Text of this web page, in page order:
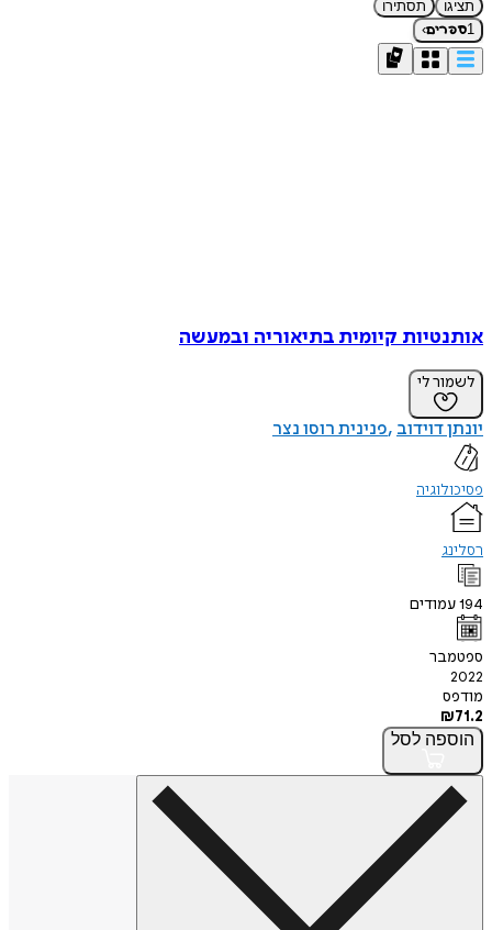
תציגו
תסתירו
1ספרים›
אותנטיות קיומית בתיאוריה ובמעשה
לשמור לי
יונתן דוידוב פנינית רוסו נצר
פסיכולוגיה
רסלינג
194עמודים
ספטמבר
2022
מודפס
₪71.2
הוספה לסל